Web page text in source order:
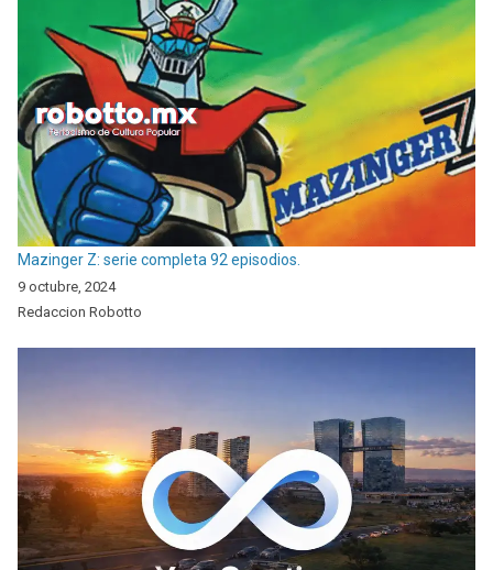
Mazinger Z: serie completa 92 episodios.
9 octubre, 2024
Redaccion Robotto